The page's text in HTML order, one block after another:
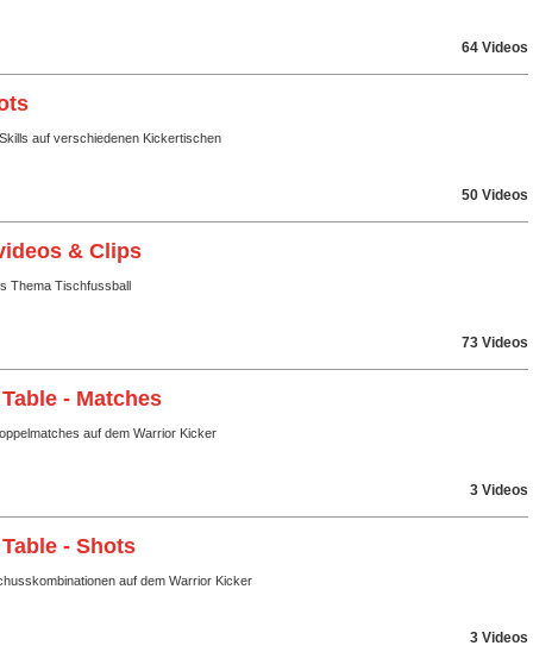
64 Videos
auf verschiedenen Kickertischen
50 Videos
& Clips
Thema Tischfussball
73 Videos
- Matches
auf dem Warrior Kicker
3 Videos
- Shots
auf dem Warrior Kicker
3 Videos